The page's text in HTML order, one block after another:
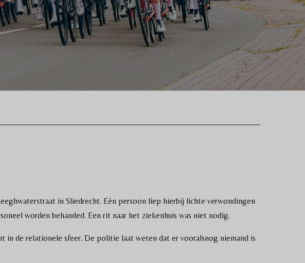
in Sliedrecht. Eén persoon liep hierbij lichte verwondingen
worden behanded. Een rit naar het ziekenhuis was niet nodig.
de relationele sfeer. De politie laat weten dat er vooralsnog niemand is